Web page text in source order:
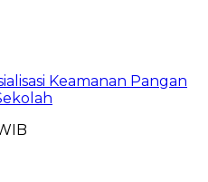
Keamanan Pangan